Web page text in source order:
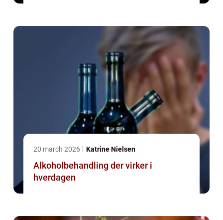
20 march 2026 Katrine Nielsen
Alkoholbehandling der virker i
hverdagen